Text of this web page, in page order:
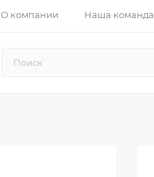
О компании Наша команда